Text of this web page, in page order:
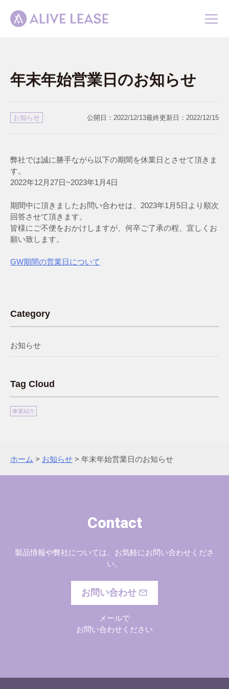
事業紹介
お知らせ
お問い合わせ
年末年始営業日のお知らせ
お知らせ 公開日： 2022/12/13最終更新日： 2022/12/15
弊社では誠に勝手ながら以下の期間を休業日とさせて頂きま
す。
2022年12月27日~2023年1月4日
期間中に頂きましたお問い合わせは、2023年1月5日より順次
回答させて頂きます。
皆様にご不便をおかけしますが、何卒ご了承の程、宜しくお
願い致します。
GW期間の営業日について
Category
お知らせ
Tag Cloud
事業紹介
ホーム > お知らせ > 年末年始営業日のお知らせ
Contact
製品情報や弊社については、お気軽にお問い合わせくださ
い。
お問い合わせ
メールで
お問い合わせください